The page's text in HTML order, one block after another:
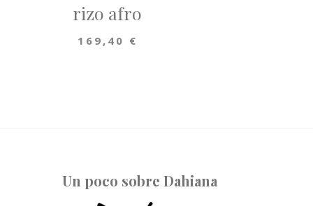
rizo afro
169,40 €
Un poco sobre Dahiana